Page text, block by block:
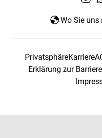
Wo Sie
PrivatsphäreKarriere
Erklärung zur